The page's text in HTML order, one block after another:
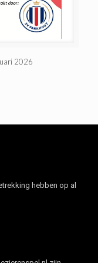
2026
hebben op al